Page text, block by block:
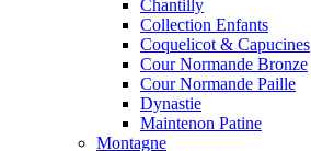
Chantilly
Collection Enfants
Coquelicot & Capucines
Cour Normande Bronze
Cour Normande Paille
Dynastie
Maintenon Patine
Montagne